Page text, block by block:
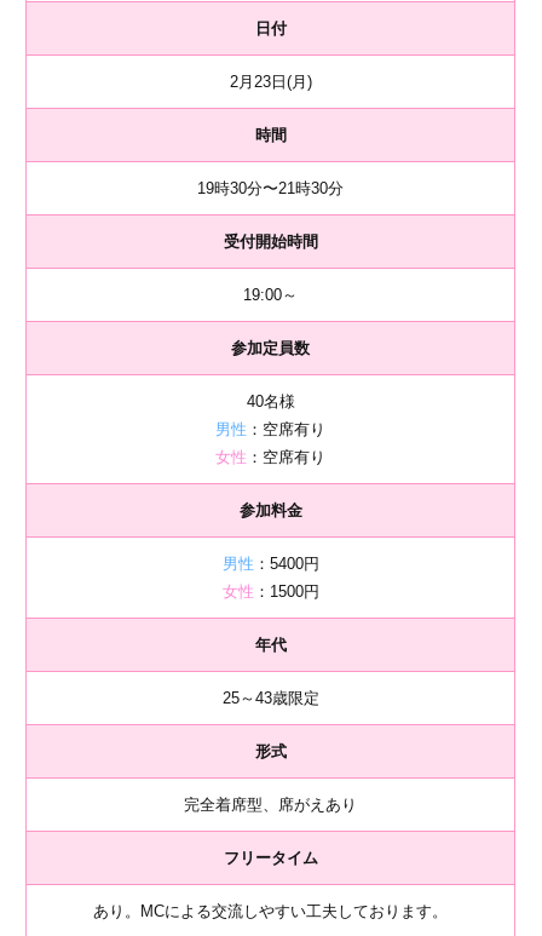
日付
2月23日(月)
時間
19時30分〜21時30分
受付開始時間
19:00～
参加定員数
40名様
男性 ：空席有り
女性 ：空席有り
参加料金
男性 ：5400円
女性 ：1500円
年代
25～43歳限定
形式
完全着席型、席がえあり
フリータイム
あり。MCによる交流しやすい工夫しております。